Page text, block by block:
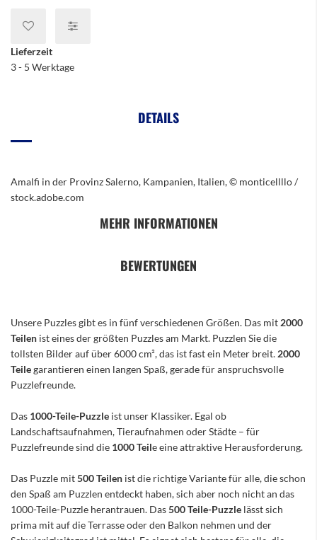
Lieferzeit
3 - 5 Werktage
DETAILS
Amalfi in der Provinz Salerno, Kampanien, Italien, © monticellllo /
stock.adobe.com
MEHR INFORMATIONEN
BEWERTUNGEN
Unsere Puzzles gibt es in fünf verschiedenen Größen. Das mit 2000
Teilen ist eines der größten Puzzles am Markt. Puzzlen Sie die
tollsten Bilder auf über 6000 cm², das ist fast ein Meter breit. 2000
Teilegarantieren einen langen Spaß, gerade für anspruchsvolle
Puzzlefreunde.
Das 1000-Teile-Puzzle ist unser Klassiker. Egal ob
Landschaftsaufnahmen, Tieraufnahmen oder Städte – für
Puzzlefreunde sind die 1000 Teile eine attraktive Herausforderung.
Das Puzzle mit500 Teilen ist die richtige Variante für alle, die schon
den Spaß am Puzzlen entdeckt haben, sich aber noch nicht an das
1000-Teile-Puzzle herantrauen. Das500 Teile-Puzzle lässt sich
prima mit auf die Terrasse oder den Balkon nehmen und der